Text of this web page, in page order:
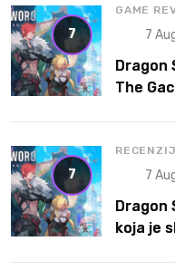
7
GAME
7
Dragon
The
7 7
Dragon
koja je